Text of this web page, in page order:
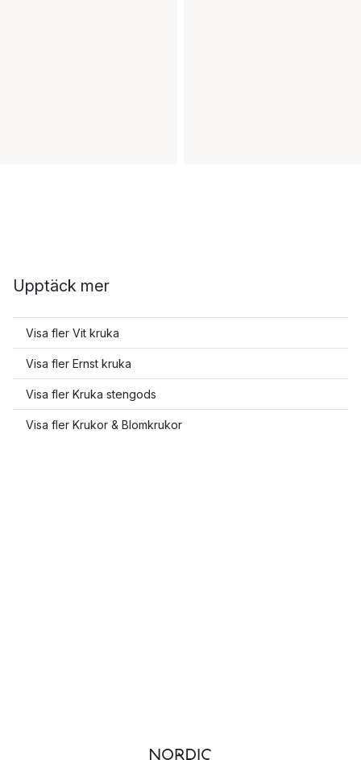
Upptäck mer
Visa fler Vit kruka
Visa fler Ernst kruka
Visa fler Kruka stengods
Visa fler Krukor & Blomkrukor